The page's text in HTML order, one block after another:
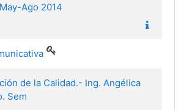
Ago 2014
de la Calidad.- Ing. Angélica
Sem